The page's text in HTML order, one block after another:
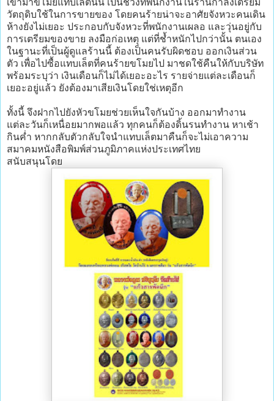
เข้ามาขโมยแทบเล็ตนั้น เป็นช่วงที่พนักงานในร้านกำลังเตรียม
วัตถุดิบใช้ในการขายของ โดยคนร้ายน่าจะอาศัยจังหวะคนเดิน
ห้างยังไม่เยอะ ประกอบกับจังหวะที่พนักงานเผลอ และวุ่นอยู่กับ
การเตรียมของขาย ลงมือก่อเหตุ แต่ที่ช้ำหนักไปกว่านั้น ตนเอง
ในฐานะที่เป็นผู้ดูแลร้านนี้ ต้องเป็นคนรับผิดชอบ ออกเงินส่วน
ตัว เพื่อไปซื้อแทบเล็ตที่คนร้ายขโมยไป มาชดใช้คืนให้กับบริษัท
พร้อมระบุว่า เงินเดือนก็ไม่ได้เยอะอะไร รายจ่ายแต่ละเดือนก็
เยอะอยู่แล้ว ยังต้องมาเสียเงินโดยใช่เหตุอีก
ทั้งนี้ จึงฝากไปยังหัวขโมยช่วยเห็นใจกันบ้าง ออกมาทำงาน
แต่ละวันก็เหนื่อยมากพอแล้ว ทุกคนก็ต้องดิ้นรนทำงาน หาเช้า
กินค่ำ หากกลับตัวกลับใจนำแทบเล็ตมาคืนก็จะไม่เอาความ
สมาคมหนังสือพิมพ์ส่วนภูมิภาคแห่งประเทศไทย
สนับสนุนโดย